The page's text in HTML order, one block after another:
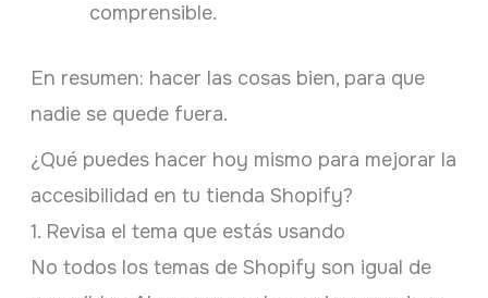
comprensible.
En resumen: hacer las cosas bien, para que
nadie se quede fuera.
¿Qué puedes hacer hoy mismo para mejorar la
accesibilidad en tu tienda Shopify?
1. Revisa el tema que estás usando
No todos los temas de Shopify son igual de